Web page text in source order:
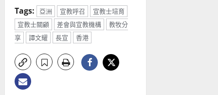
Tags: 亞洲 宣教呼召
宣教士培育
宣教士關顧
差會與宣教機構
教牧分
享
譚文耀 長宣 香港